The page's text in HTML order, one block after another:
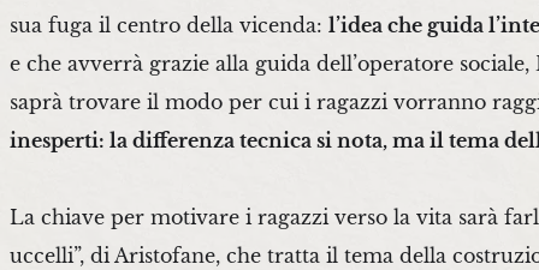
sua fuga il centro della vicenda: l’idea che guida
e che avverrà grazie alla guida dell’operatore
saprà trovare il modo per cui i ragazzi vorranno
inesperti: la differenza tecnica si nota, ma il tema
La chiave per motivare i ragazzi verso la vita sarà
uccelli”, di Aristofane, che tratta il tema della